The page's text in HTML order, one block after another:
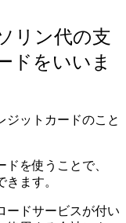
リン代の支
ドをいいま
ジットカードのこと
を使うことで、
ます。
ードサービスが付い